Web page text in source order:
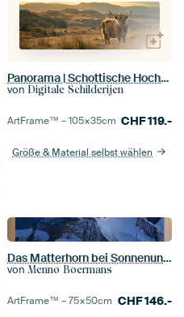
Panorama | Schottische Hochlandbewohner in einer weiten Landschaft
von Digitale Schilderijen
ArtFrame™ –105×35cm CHF119.-
Größe & Material selbst wählen
Das Matterhorn bei Sonnenuntergang
von Menno Boermans
ArtFrame™ –75×50cm CHF146.-